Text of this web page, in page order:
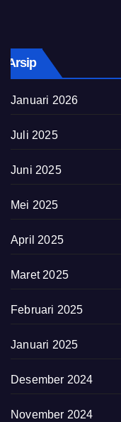
Arsip
Januari 2026
Juli 2025
Juni 2025
Mei 2025
April 2025
Maret 2025
Februari 2025
Januari 2025
Desember 2024
November 2024